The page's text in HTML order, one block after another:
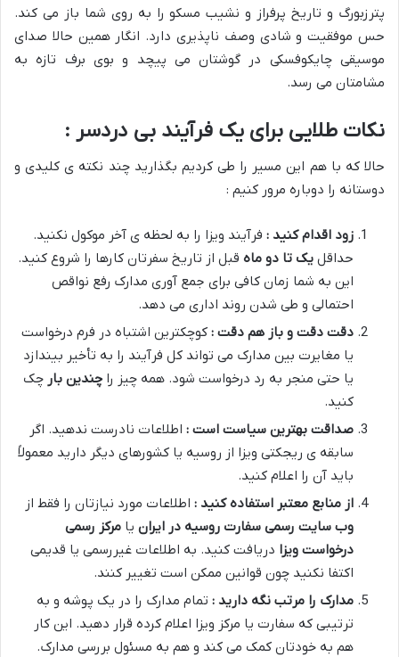
پترزبورگ و تاریخ پرفراز و نشیب مسکو را به روی شما باز می کند.
حس موفقیت و شادی وصف ناپذیری دارد. انگار همین حالا صدای
موسیقی چایکوفسکی در گوشتان می پیچد و بوی برف تازه به
مشامتان می رسد.
نکات طلایی برای یک فرآیند بی دردسر :
حالا که با هم این مسیر را طی کردیم بگذارید چند نکته ی کلیدی و
دوستانه را دوباره مرور کنیم :
زود اقدام کنید : فرآیند ویزا را به لحظه ی آخر موکول نکنید.
حداقل یک تا دو ماه قبل از تاریخ سفرتان کارها را شروع کنید.
این به شما زمان کافی برای جمع آوری مدارک رفع نواقص
احتمالی و طی شدن روند اداری می دهد.
دقت دقت و باز هم دقت : کوچکترین اشتباه در فرم درخواست
یا مغایرت بین مدارک می تواند کل فرآیند را به تأخیر بیندازد
یا حتی منجر به رد درخواست شود. همه چیز را چندین بار چک
کنید.
صداقت بهترین سیاست است : اطلاعات نادرست ندهید. اگر
سابقه ی ریجکتی ویزا از روسیه یا کشورهای دیگر دارید معمولاً
باید آن را اعلام کنید.
از منابع معتبر استفاده کنید : اطلاعات مورد نیازتان را فقط از
وب سایت رسمی سفارت روسیه در ایران یا مرکز رسمی
درخواست ویزا دریافت کنید. به اطلاعات غیررسمی یا قدیمی
اکتفا نکنید چون قوانین ممکن است تغییر کنند.
مدارک را مرتب نگه دارید : تمام مدارک را در یک پوشه و به
ترتیبی که سفارت یا مرکز ویزا اعلام کرده قرار دهید. این کار
هم به خودتان کمک می کند و هم به مسئول بررسی مدارک.